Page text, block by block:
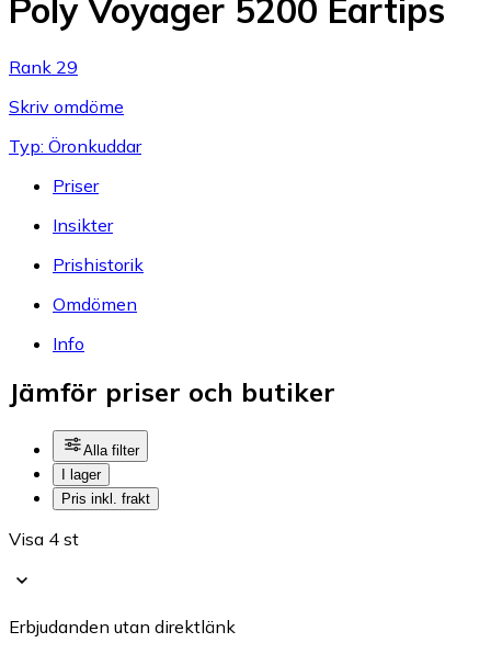
Poly Voyager 5200 Eartips
Rank 29
Skriv omdöme
Typ: Öronkuddar
Priser
Insikter
Prishistorik
Omdömen
Info
Jämför priser och butiker
Alla filter
I lager
Pris inkl. frakt
Visa 4 st
Erbjudanden utan direktlänk